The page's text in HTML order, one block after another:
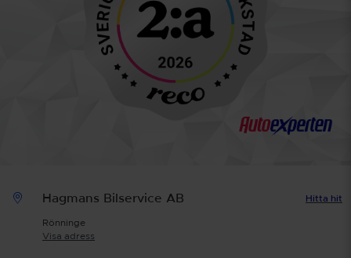
Hagmans Bilservice AB
Rönninge
Visa adress
Hitta hit